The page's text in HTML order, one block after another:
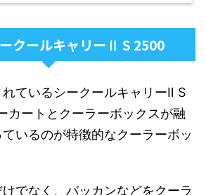
クールキャリーⅡ S 2500
ているシークールキャリーⅡ S
カートとクーラーボックスが融
いるのが特徴的なクーラーボッ
でなく、バッカンなどをクーラ